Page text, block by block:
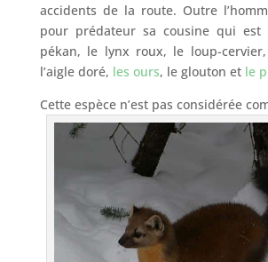
accidents de la route. Outre
pour prédateur sa cousine qui est
pékan, le lynx roux, le loup-
l’aigle doré, les ours, le glouton et le
Cette espèce n’est pas considérée